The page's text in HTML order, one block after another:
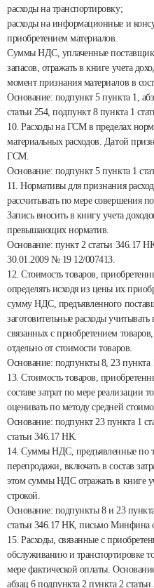
расходы на транспортировку;
расходы на информационные и
приобретением материалов.
Суммы НДС, уплаченные
запасов, отражать в книге учета
момент признания материалов в
Основание: подпункт 5 пункта 1,
статьи 254, подпункт 8 пункта 1
10. Расходы на ГСМ в пределах
материальных расходов. Датой
ГСМ.
Основание: подпункт 5 пункта 1
11. Нормативы для признания
рассчитывать по мере совершения
Запись вносить в книгу учета
превышающих норматив.
Основание: пункт 2 статьи 346.17
30.01.2009 № 19 12/007413.
12. Стоимость товаров,
определять исходя из цены их
сумму НДС, предъявленного
заготовительные расходы учитывать
связанных с приобретением
отдельно от стоимости товаров.
Основание: подпункты 8, 23 пункта
13. Стоимость товаров,
составе затрат по мере реализации
оценивать по методу средней
Основание: подпункт 23 пункта 1
статьи 346.17 НК.
14. Суммы НДС, предъявленные по
перепродажи, включать в состав
этом суммы НДС отражать в книге
строкой.
Основание: подпункты 8 и 23
статьи 346.17 НК, письмо Минфина
15. Расходы, связанные с
обслуживанию и транспортировке
мере фактической оплаты.
абзац 6 подпункта 2 пункта 2